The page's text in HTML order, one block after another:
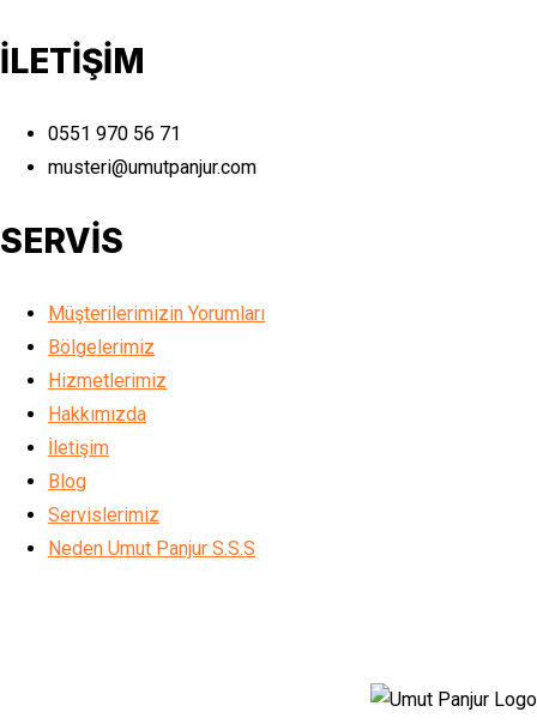
İLETİŞİM
0551 970 56 71
musteri@umutpanjur.com
SERVİS
Müşterilerimizin Yorumları
Bölgelerimiz
Hizmetlerimiz
Hakkımızda
İletişim
Blog
Servislerimiz
Neden Umut Panjur S.S.S